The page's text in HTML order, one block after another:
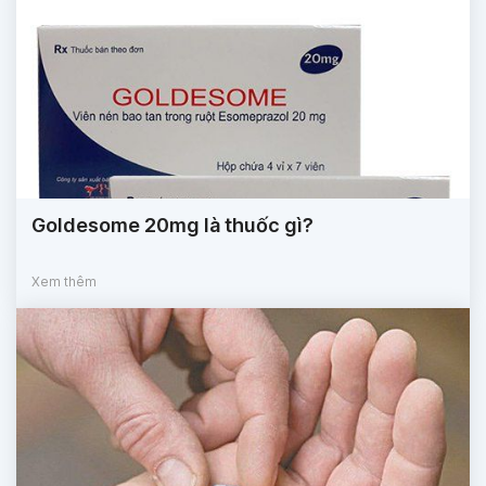
Goldesome 20mg là thuốc gì?
Xem thêm